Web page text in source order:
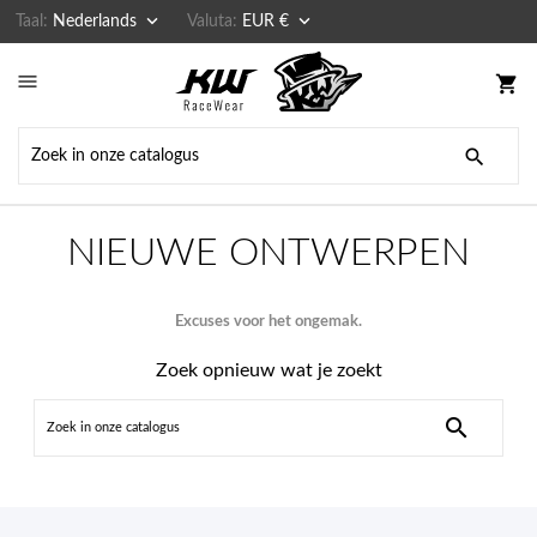
Taal: Nederlands  Valuta: EUR € 
 shopping_cart

NIEUWE ONTWERPEN
Excuses voor het ongemak.
Zoek opnieuw wat je zoekt
